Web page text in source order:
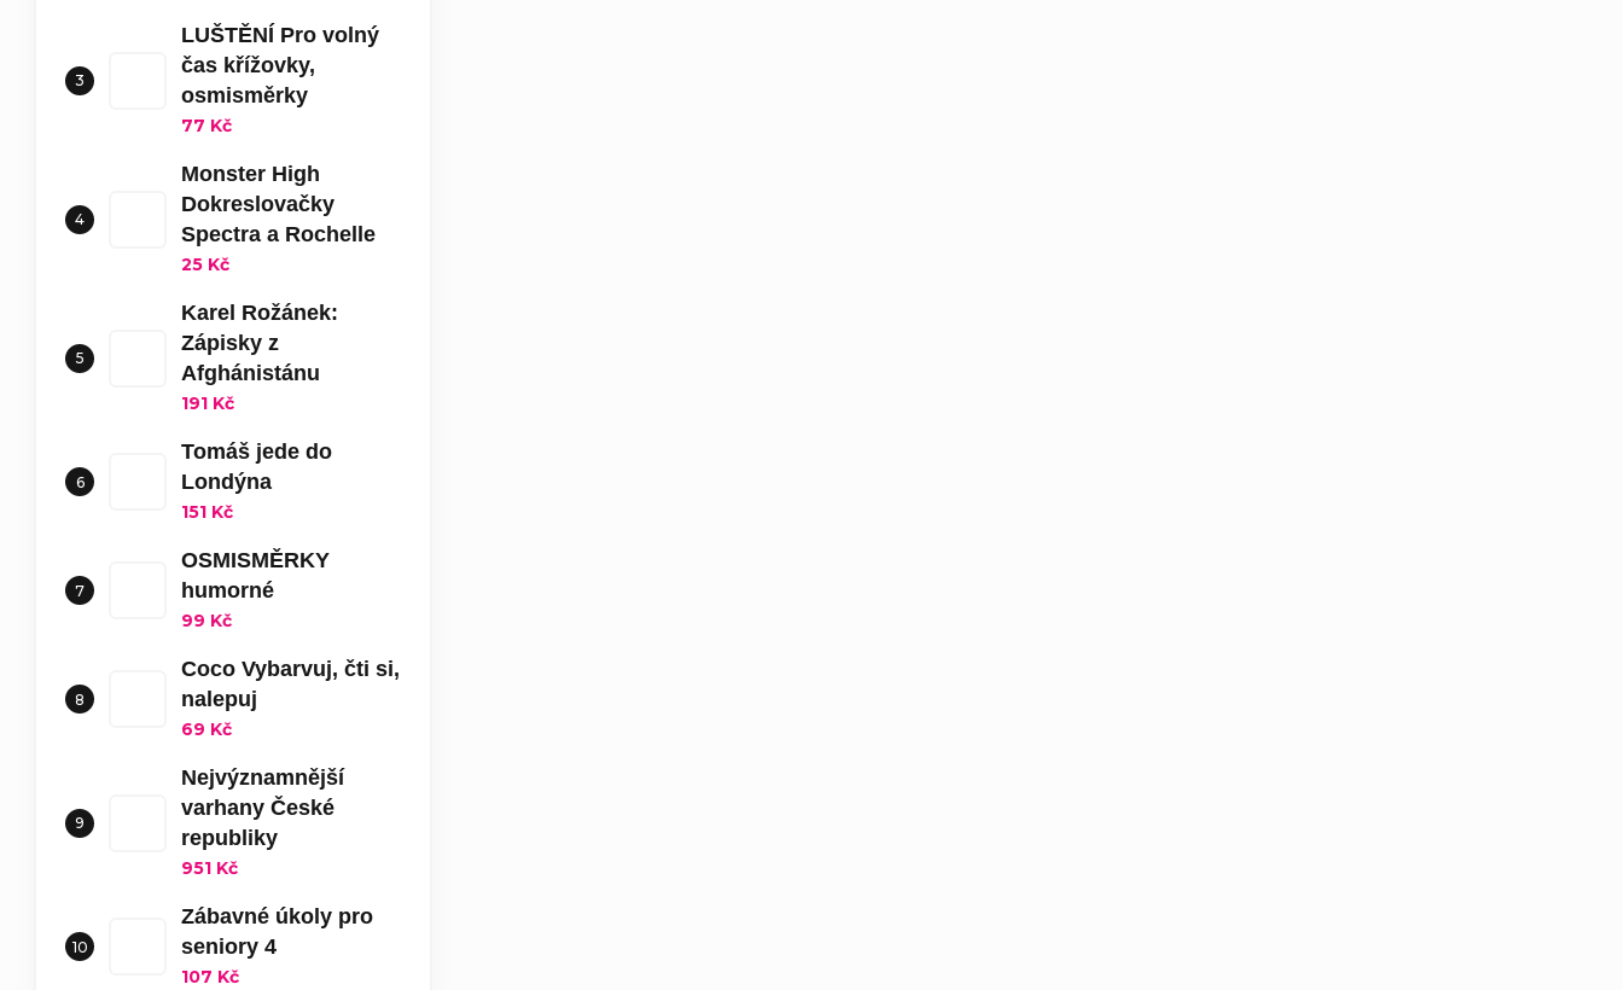
LUŠTĚNÍ Pro volný
čas křížovky,
osmisměrky
77 Kč
Monster High
Dokreslovačky
Spectra a Rochelle
25 Kč
Karel Rožánek:
Zápisky z
Afghánistánu
191 Kč
Tomáš jede do
Londýna
151 Kč
OSMISMĚRKY
humorné
99 Kč
Coco Vybarvuj, čti si,
nalepuj
69 Kč
Nejvýznamnější
varhany České
republiky
951 Kč
Zábavné úkoly pro
seniory 4
107 Kč